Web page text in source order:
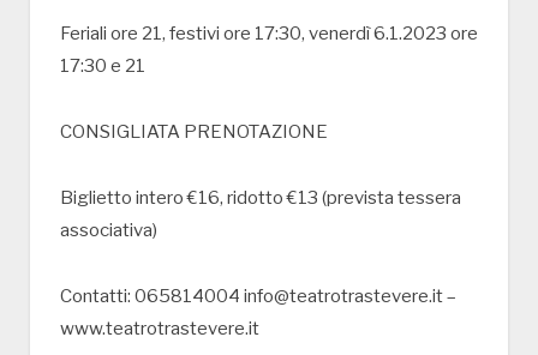
Feriali ore 21, festivi ore 17:30, venerdì 6.1.2023 ore
17:30 e 21
CONSIGLIATA PRENOTAZIONE
Biglietto intero €16, ridotto €13 (prevista tessera
associativa)
Contatti: 065814004 info@teatrotrastevere.it –
www.teatrotrastevere.it